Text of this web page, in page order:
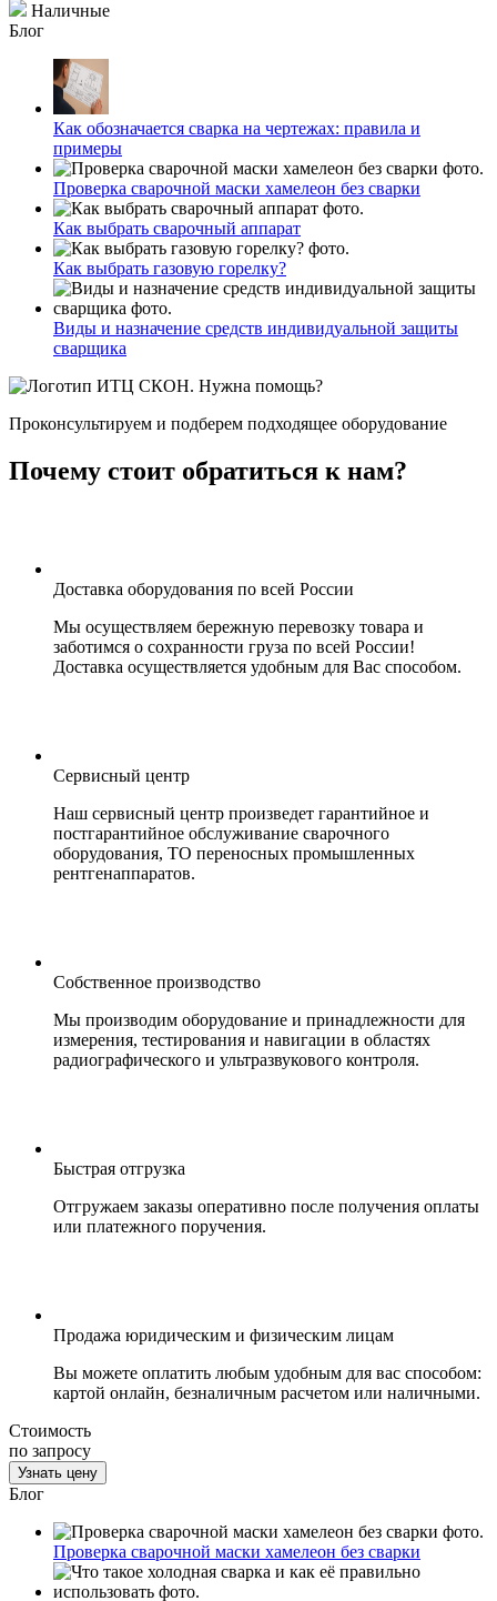
Наличные
Блог
Как обозначается сварка на чертежах: правила и
примеры
Проверка сварочной маски хамелеон без сварки
Как выбрать сварочный аппарат
Как выбрать газовую горелку?
Виды и назначение средств индивидуальной защиты
сварщика
Нужна помощь?
Проконсультируем и подберем подходящее оборудование
Почему стоит обратиться к нам?
Доставка оборудования по всей России
Мы осуществляем бережную перевозку товара и
заботимся о сохранности груза по всей России!
Доставка осуществляется удобным для Вас способом.
Сервисный центр
Наш сервисный центр произведет гарантийное и
постгарантийное обслуживание сварочного
оборудования, ТО переносных промышленных
рентгенаппаратов.
Собственное производство
Мы производим оборудование и принадлежности для
измерения, тестирования и навигации в областях
радиографического и ультразвукового контроля.
Быстрая отгрузка
Отгружаем заказы оперативно после получения оплаты
или платежного поручения.
Продажа юридическим и физическим лицам
Вы можете оплатить любым удобным для вас способом:
картой онлайн, безналичным расчетом или наличными.
Стоимость
по запросу
Узнать цену
Блог
Проверка сварочной маски хамелеон без сварки